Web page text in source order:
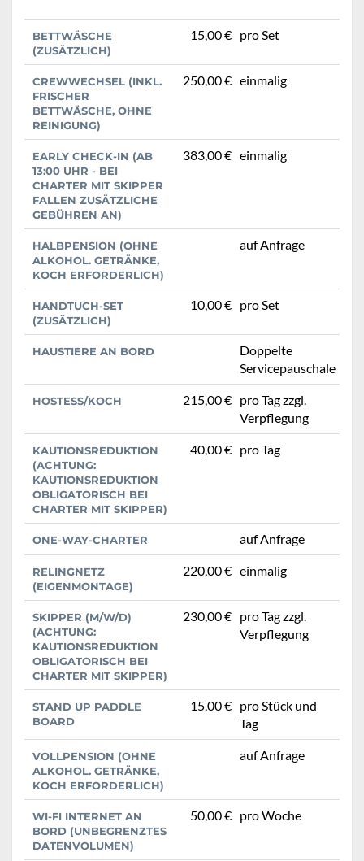
BETTWÄSCHE
(ZUSÄTZLICH)
15,00 € pro Set
CREWWECHSEL (INKL.
FRISCHER
BETTWÄSCHE, OHNE
REINIGUNG)
250,00 € einmalig
EARLY CHECK-IN (AB
13:00 UHR - BEI
CHARTER MIT SKIPPER
FALLEN ZUSÄTZLICHE
GEBÜHREN AN)
383,00 € einmalig
HALBPENSION (OHNE
ALKOHOL. GETRÄNKE,
KOCH ERFORDERLICH)
auf Anfrage
HANDTUCH-SET
(ZUSÄTZLICH)
10,00 € pro Set
HAUSTIERE AN BORD
Doppelte
Servicepauschale
HOSTESS/KOCH 215,00 € pro Tag zzgl.
Verpflegung
KAUTIONSREDUKTION
(ACHTUNG:
KAUTIONSREDUKTION
OBLIGATORISCH BEI
CHARTER MIT SKIPPER)
40,00 € pro Tag
ONE-WAY-CHARTER auf Anfrage
RELINGNETZ
(EIGENMONTAGE)
220,00 € einmalig
SKIPPER (M/W/D)
(ACHTUNG:
KAUTIONSREDUKTION
OBLIGATORISCH BEI
CHARTER MIT SKIPPER)
230,00 € pro Tag zzgl.
Verpflegung
STAND UP PADDLE
BOARD
15,00 € pro Stück und
Tag
VOLLPENSION (OHNE
ALKOHOL. GETRÄNKE,
KOCH ERFORDERLICH)
auf Anfrage
WI-FI INTERNET AN
BORD (UNBEGRENZTES
DATENVOLUMEN)
50,00 € pro Woche